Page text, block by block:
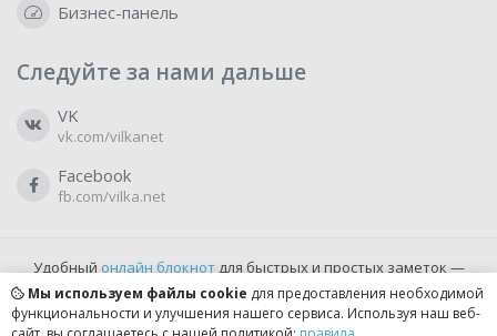
Бизнес-панель
Следуйте за нами дальше
VK
vk.com/vilkanet
Facebook
fb.com/vilka.net
Удобный онлайн блокнотдля быстрых и простых заметок —
бесплатно и доступно прямо из браузера.
Мы используем файлы cookie для предоставления необходимой
функциональности и улучшения нашего сервиса. Используя наш веб-